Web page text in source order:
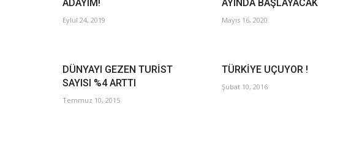
ADAYIM!
Eylül 24, 2019
AYINDA BAŞLAYACAK
Mayıs 16, 2020
DÜNYAYI GEZEN TURİST
SAYISI %4 ARTTI
Temmuz 10, 2015
TÜRKİYE UÇUYOR !
Şubat 10, 2016